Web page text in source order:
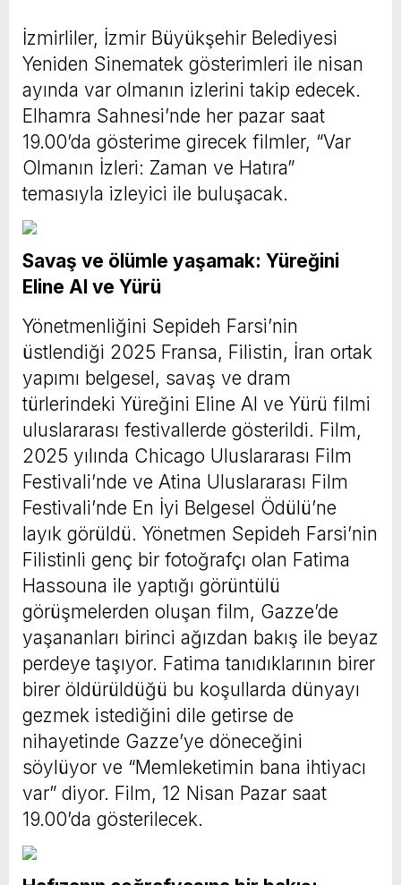
İzmirliler, İzmir Büyükşehir Belediyesi
Yeniden Sinematek gösterimleri ile nisan
ayında var olmanın izlerini takip edecek.
Elhamra Sahnesi’nde her pazar saat
19.00’da gösterime girecek filmler, “Var
Olmanın İzleri: Zaman ve Hatıra”
temasıyla izleyici ile buluşacak.
Savaş ve ölümle yaşamak: Yüreğini
Eline Al ve Yürü
Yönetmenliğini Sepideh Farsi’nin
üstlendiği 2025 Fransa, Filistin, İran ortak
yapımı belgesel, savaş ve dram
türlerindeki Yüreğini Eline Al ve Yürü filmi
uluslararası festivallerde gösterildi. Film,
2025 yılında Chicago Uluslararası Film
Festivali’nde ve Atina Uluslararası Film
Festivali’nde En İyi Belgesel Ödülü’ne
layık görüldü. Yönetmen Sepideh Farsi’nin
Filistinli genç bir fotoğrafçı olan Fatima
Hassouna ile yaptığı görüntülü
görüşmelerden oluşan film, Gazze’de
yaşananları birinci ağızdan bakış ile beyaz
perdeye taşıyor. Fatima tanıdıklarının birer
birer öldürüldüğü bu koşullarda dünyayı
gezmek istediğini dile getirse de
nihayetinde Gazze’ye döneceğini
söylüyor ve “Memleketimin bana ihtiyacı
var” diyor. Film, 12 Nisan Pazar saat
19.00’da gösterilecek.